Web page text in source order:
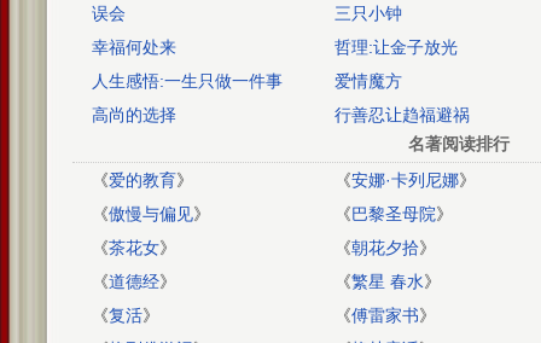
误会
三只小钟
幸福何处来
哲理:让金子放光
人生感悟:一生只做一件事
爱情魔方
高尚的选择
行善忍让趋福避祸
名著阅读排行
《爱的教育》 《安娜·卡列尼娜》
《傲慢与偏见》 《巴黎圣母院》
《茶花女》 《朝花夕拾》
《道德经》 《繁星 春水》
《复活》 《傅雷家书》